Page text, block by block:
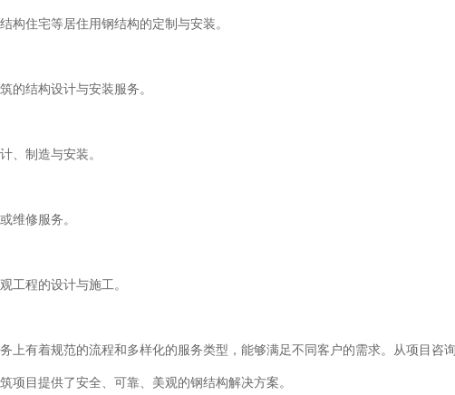
构住宅等居住用钢结构的定制与安装。
的结构设计与安装服务。
、制造与安装。
维修服务。
工程的设计与施工。
上有着规范的流程和多样化的服务类型，能够满足不同客户的需求。从项目
项目提供了安全、可靠、美观的钢结构解决方案。